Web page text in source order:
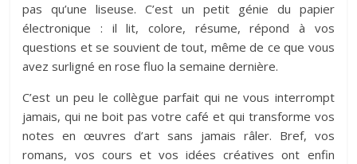
pas qu’une liseuse. C’est un petit génie du papier
électronique : il lit, colore, résume, répond à vos
questions et se souvient de tout, même de ce que vous
avez surligné en rose fluo la semaine dernière.
C’est un peu le collègue parfait qui ne vous interrompt
jamais, qui ne boit pas votre café et qui transforme vos
notes en œuvres d’art sans jamais râler. Bref, vos
romans, vos cours et vos idées créatives ont enfin